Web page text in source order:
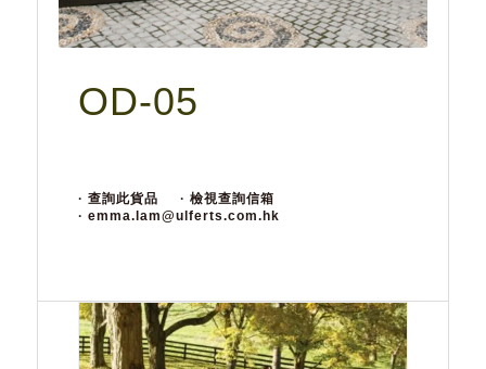
OD-05
· 查詢此貨品
· 檢視查詢信箱
· emma.lam@ulferts.com.hk